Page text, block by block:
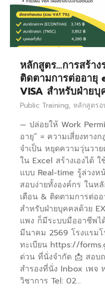
หลักสูตร…การสร้า
ติดตามการต่ออา
VISA สำหรับฝ่ายบุ
Public Training, หลักสูตร
— ปล่อยให้ Work
อายุ” = ความเสี่ยงทาง
จำเป็น หยุดความวุ่นวา
ใน Excel สร้างเองได้
แบบ Real-time รู้ล่วงห
สอบง่ายทั้งองค์กร ในห
เตือน & ติดตามการต่อ
สำหรับฝ่ายบุคคลด้วย
แพง ก็มีระบบมืออาชีพไ
มีนาคม 2569 โรงแรม
ทะเบียน https://
ด่วน ที่นั่งจำกัด 📩 สอบ
สำรองที่นั่ง Inbox เพจ
วิชาการ Tel: 02…